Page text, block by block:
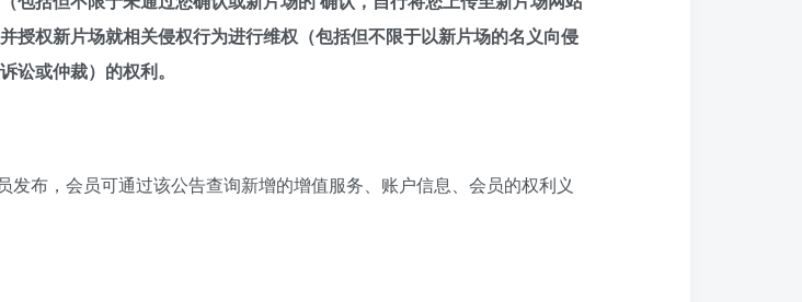
授权新片场就相关侵权行为进行维权（包括但不限于以新片场的名义向侵
讼或仲裁）的权利。
布，会员可通过该公告查询新增的增值服务、账户信息、会员的权利义